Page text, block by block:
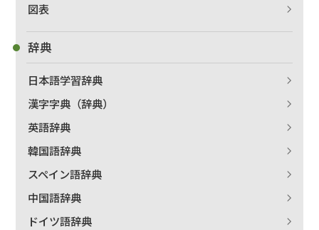
図表
辞典
日本語学習辞典
漢字字典（辞典）
英語辞典
韓国語辞典
スペイン語辞典
中国語辞典
ドイツ語辞典